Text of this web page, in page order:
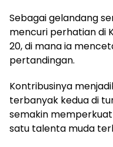
Sebagai gelandang
mencuri perhatian di
20, di mana ia
pertandingan.
Kontribusinya
terbanyak kedua di
semakin
satu talenta muda